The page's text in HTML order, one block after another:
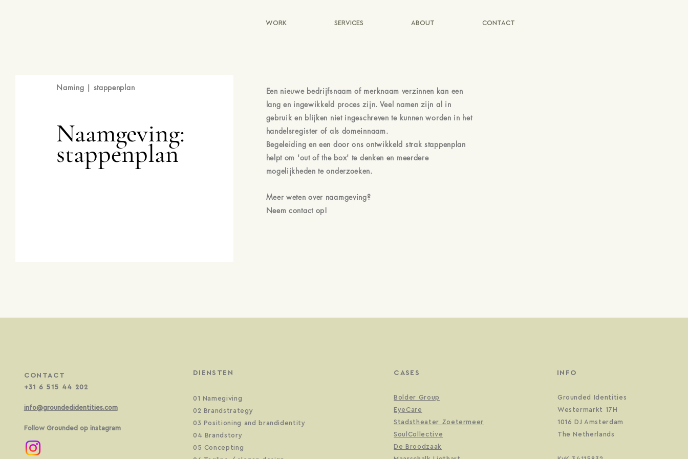
WORK SERVICES ABOUT CONTACT
Naming | stappenplan
Naamgeving:
stappenplan
Een nieuwe bedrijfsnaam of merknaam verzinnen kan een
lang en ingewikkeld proces zijn. Veel namen zijn al in
gebruik en blijken niet ingeschreven te kunnen worden in het
handelsregister of als domeinnaam.
Begeleiding en een door ons ontwikkeld strak stappenplan
helpt om 'out of the box' te denken en meerdere
mogelijkheden te onderzoeken.
Meer weten over naamgeving?
Neem contact op!
CONTACT
+31 6 515 44 202
info@groundedidentities.com
Follow Grounded op instagram
DIENSTEN
01 Namegiving
02 Brandstrategy
03 Positioning and brandidentity
04 Brandstory
05 Concepting
CASES
Bolder Group
EyeCare
Stadstheater Zoetermeer
SoulCollective
De Broodzaak
INFO
Grounded Identities
Westermarkt 17H
1016 DJ Amsterdam
The Netherlands